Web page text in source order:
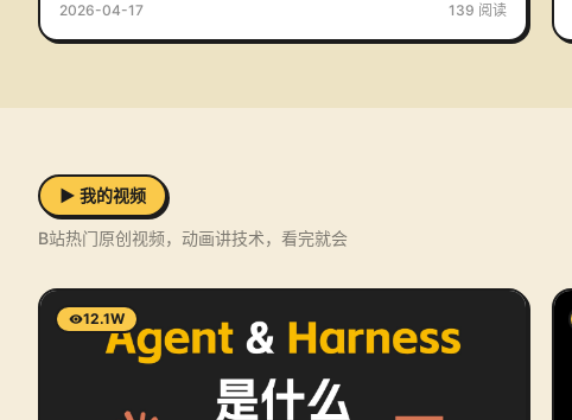
2026-04-17 139 阅读
▶ 我的视频
B站热门原创视频，动画讲技术，看完就会
12.1W